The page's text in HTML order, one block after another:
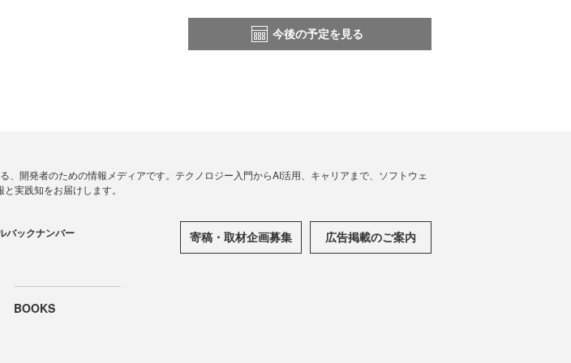
今後の予定を見る
、開発者のための情報メディアです。テクノロジー入門からAI活用、キャリアまで、ソフトウェ
実践知をお届けします。
バックナンバー 寄稿・取材企画募集 広告掲載のご案内
BOOKS